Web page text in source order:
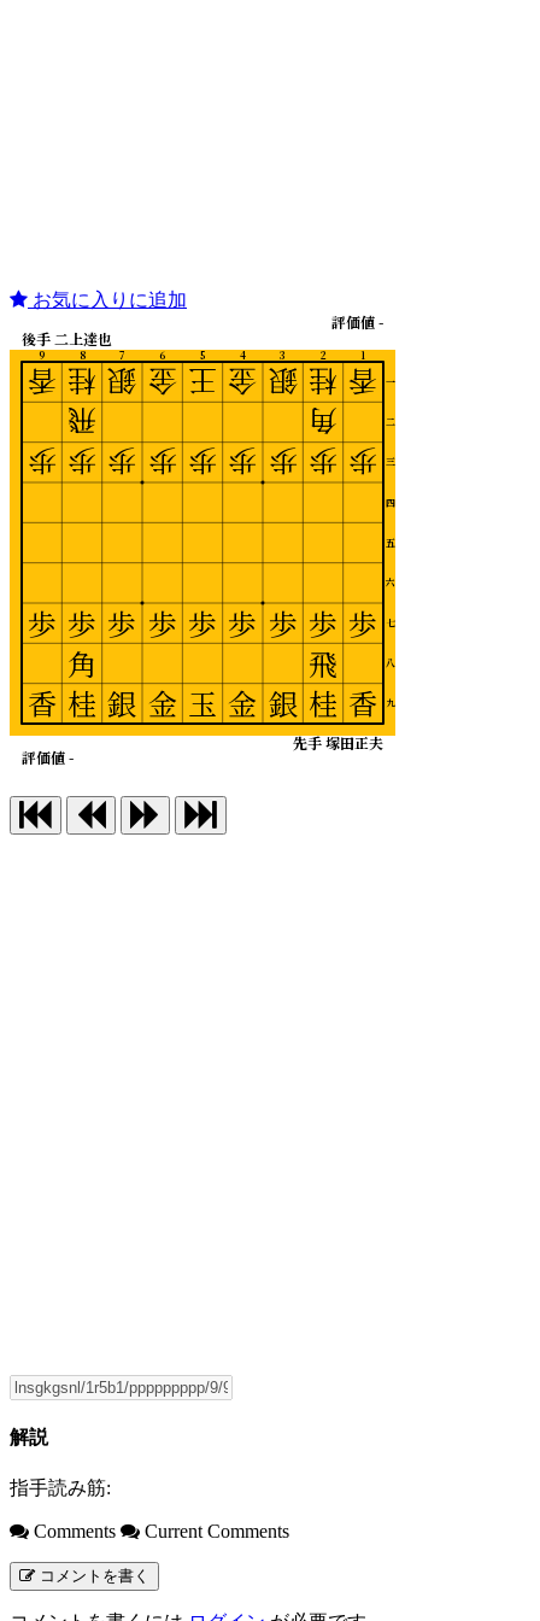
お気に入りに追加
1
2
3
4
5
6
7
8
9
一
二
三
四
五
六
七
八
九
先手 塚田正夫
後手 二上達也
評価値 -
評価値 -
香
歩
歩
香
桂
角
歩
歩
飛
桂
銀
歩
歩
銀
金
歩
歩
金
王
歩
歩
玉
金
歩
歩
金
銀
歩
歩
銀
桂
飛
歩
歩
角
桂
香
歩
歩
香
解説
指手読み筋:
Comments Current Comments
コメントを書く